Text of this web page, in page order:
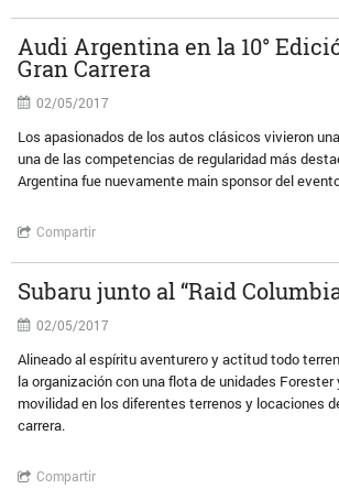
Audi Argentina en la 10°
Gran Carrera
02/05/2017
Los apasionados de los autos clásicos vivieron
una de las competencias de regularidad más
Argentina fue nuevamente main sponsor del
Compartir
Subaru junto al “Raid Columbia
02/05/2017
Alineado al espíritu aventurero y actitud todo
la organización con una flota de unidades Forester
movilidad en los diferentes terrenos y locaciones
carrera.
Compartir